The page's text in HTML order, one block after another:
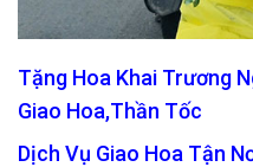
Tặng Hoa Khai Trương
Giao Hoa,Thần Tốc
Dịch Vụ Giao Hoa Tận